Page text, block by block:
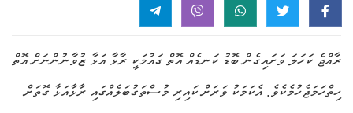
ރާއްޖެ ކަހަލަ ވަށައިގެން ބޮޑު ކަނޑެއް އޮތް ގައުމަކީ ރާޅާ އަޅާ ޒުވާނުންނަށް އޮތް
ހިތްހަމަޖެހުމެކެވެ. އެކަމަކު ވަރަށް ކައިރި މުސްތަގުބަލެއްގައި ރާޅާއަޅާ ގޮތަށް